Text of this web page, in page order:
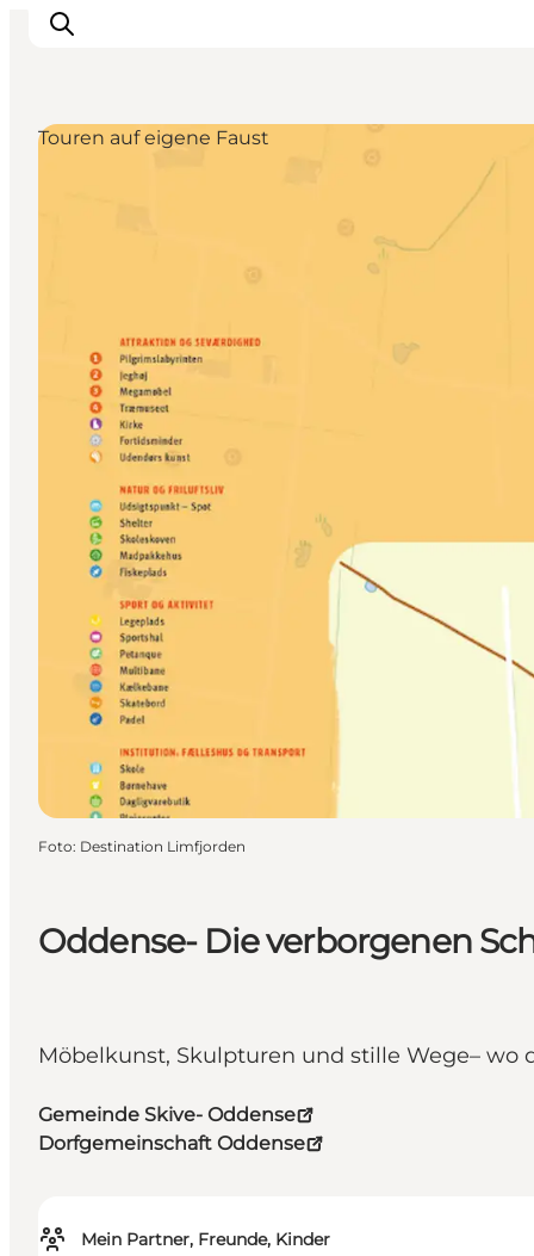
Oddense- Die verborgenen
Möbelkunst, Skulpturen und stille Wege– wo
Gemeinde Skive- Oddense
Dorfgemeinschaft Oddense
Mein Partner, Freunde, Kinder
Touren auf eigene Faust
Foto: Destination Limfjorden